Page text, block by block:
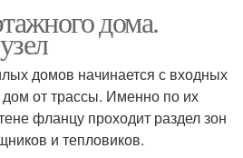
дома.
домов начинается с входных
от трассы. Именно по их
фланцу проходит раздел зон
и тепловиков.